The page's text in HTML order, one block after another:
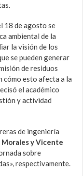
18 de agosto se
ambiental de la
la visión de los
se pueden generar
de residuos
cómo esto afecta a la
el académico
y actividad
de ingeniería
yVicente
sobre
respectivamente.